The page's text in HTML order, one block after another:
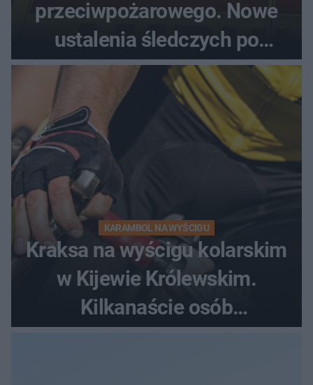
przeciwpożarowego. Nowe
ustalenia śledczych po
dramatycznej akcji
KARAMBOL NA WYŚCIGU
Kraksa na wyścigu kolarskim
w Kijewie Królewskim.
Kilkanaście osób